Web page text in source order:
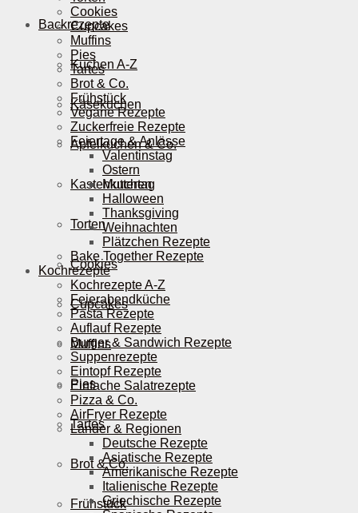
Backrezepte
Kuchen A-Z
Käsekuchen
Apfelkuchen & Co.
Kastenkuchen
Torten
Cookies
Cupcakes
Muffins
Pies
Tartes
Brot & Co.
Frühstück
Cookies
Cupcakes
Muffins
Pies
Tartes
Brot & Co.
Frühstück
Vegane Rezepte
Zuckerfreie Rezepte
Feiertage & Anlässe
Valentinstag
Ostern
Muttertag
Halloween
Thanksgiving
Weihnachten
Plätzchen Rezepte
Bake Together Rezepte
Kochrezepte
Kochrezepte A-Z
Feierabendküche
Pasta Rezepte
Auflauf Rezepte
Burger & Sandwich Rezepte
Suppenrezepte
Eintopf Rezepte
Einfache Salatrezepte
Pizza & Co.
AirFryer Rezepte
Länder & Regionen
Deutsche Rezepte
Asiatische Rezepte
Amerikanische Rezepte
Italienische Rezepte
Griechische Rezepte